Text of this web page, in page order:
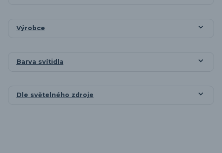
Výrobce
Barva svítidla
Dle světelného zdroje